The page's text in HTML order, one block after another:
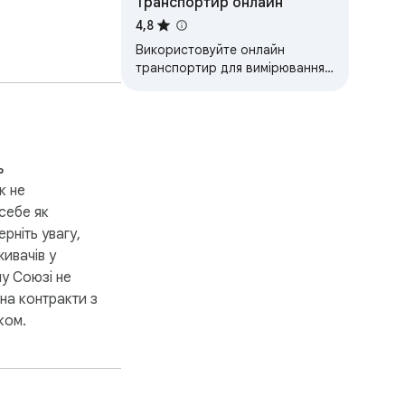
на галузь.
або
не
як
увагу,
у
Союзі не
контракти з
4,8
Використовуйте онлайн
транспортир для вимірювання